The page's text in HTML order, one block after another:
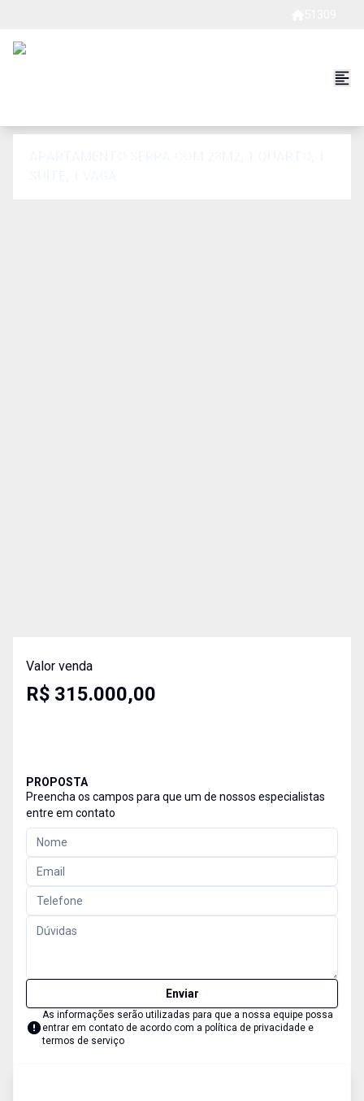
Valor venda
R$ 315.000,00
PROPOSTA
Preencha os campos para que um de nossos especialistas
entre em contato
Enviar
As informações serão utilizadas para que a nossa equipe possa
entrar em contato de acordo com a política de privacidade e
termos de serviço